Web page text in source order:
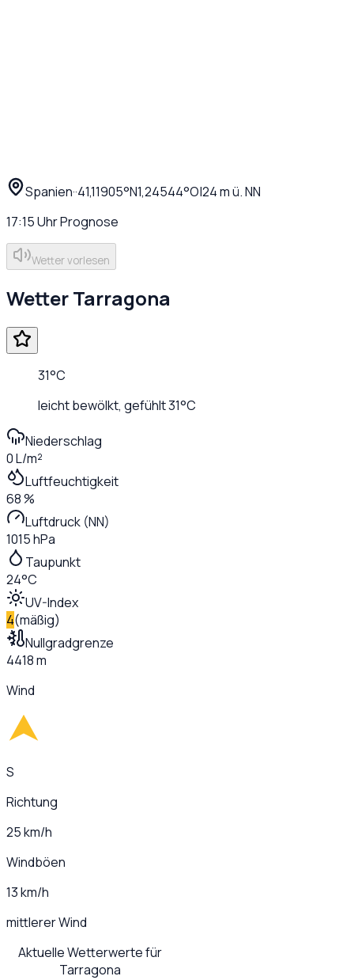
Spanien··41,11905°N1,24544°O|24m ü. NN
17:15UhrPrognose
Wetter vorlesen
WetterTarragona
31°C
leicht bewölkt, gefühlt31°C
Niederschlag
0 L/m²
Luftfeuchtigkeit
68 %
Luftdruck (NN)
1015 hPa
Taupunkt
24°C
UV-Index
4(mäßig)
Nullgradgrenze
4418 m
Wind
S
Richtung
25 km/h
Windböen
13 km/h
mittlerer Wind
Aktuelle Wetterwerte für
Tarragona